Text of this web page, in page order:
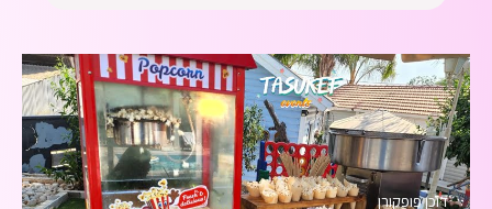
דוכן פופקורן